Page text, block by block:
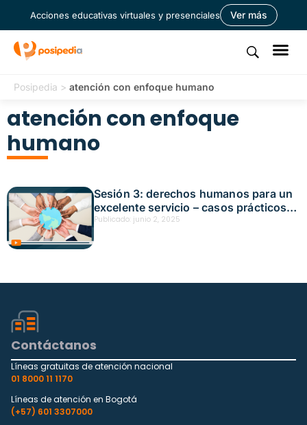
Acciones educativas virtuales y presenciales Ver más
Posipedia > atención con enfoque humano
atención con enfoque
humano
Sesión 3: derechos humanos para un
excelente servicio – casos prácticos
Fecha: mayo 22, 2025
Publicado: junio 2, 2025
Contáctanos
Líneas gratuitas de atención nacional
01 8000 11 1170
Líneas de atención en Bogotá
(+57) 601 3307000